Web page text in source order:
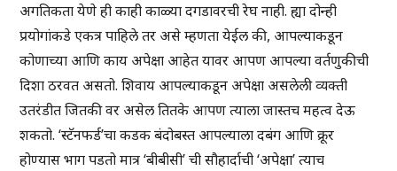
अगतिकता येणे ही काही काळ्या दगडावरची रेघ नाही. ह्या दोन्ही
प्रयोगांकडे एकत्र पाहिले तर असे म्हणता येईल की, आपल्याकडून
कोणाच्या आणि काय अपेक्षा आहेत यावर आपण आपल्या वर्तणुकीची
दिशा ठरवत असतो. शिवाय आपल्याकडून अपेक्षा असलेली व्यक्ती
उतरंडीत जितकी वर असेल तितके आपण त्याला जास्तच महत्व देऊ
शकतो. ‘स्टॅनफर्ड’चा कडक बंदोबस्त आपल्याला दबंग आणि क्रूर
होण्यास भाग पडतो मात्र ‘बीबीसी’ ची सौहार्दाची ‘अपेक्षा’ त्याच